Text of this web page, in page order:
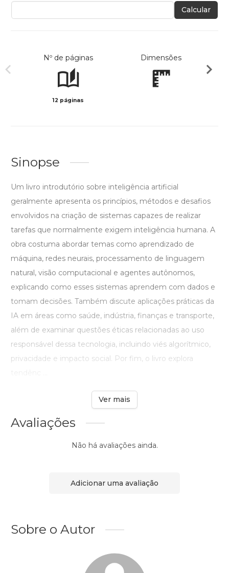
Calcular
Nº de páginas
12 páginas
Dimensões
Sinopse
Um livro introdutório sobre inteligência artificial
geralmente apresenta os princípios, métodos e desafios
envolvidos na criação de sistemas capazes de realizar
tarefas que normalmente exigem inteligência humana. A
obra costuma abordar temas como aprendizado de
máquina, redes neurais, processamento de linguagem
natural, visão computacional e agentes autônomos,
explicando como esses sistemas aprendem com dados e
tomam decisões. Também discute aplicações práticas da
IA em áreas como saúde, indústria, finanças e transporte,
além de examinar questões éticas relacionadas ao uso
responsável dessa tecnologia, incluindo viés algorítmico,
privacidade e impacto social. Por fim, o livro explora
Ver mais
Avaliações
Não há avaliações ainda.
Adicionar uma avaliação
Sobre o Autor